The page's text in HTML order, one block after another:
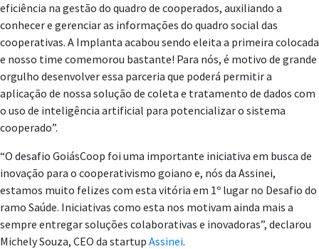
eficiência na gestão do quadro de cooperados, auxiliando a
conhecer e gerenciar as informações do quadro social das
cooperativas. A Implanta acabou sendo eleita a primeira colocada
e nosso time comemorou bastante! Para nós, é motivo de grande
orgulho desenvolver essa parceria que poderá permitir a
aplicação de nossa solução de coleta e tratamento de dados com
o uso de inteligência artificial para potencializar o sistema
cooperado”.
“O desafio GoiásCoop foi uma importante iniciativa em busca de
inovação para o cooperativismo goiano e, nós da Assinei,
estamos muito felizes com esta vitória em 1º lugar no Desafio do
ramo Saúde. Iniciativas como esta nos motivam ainda mais a
sempre entregar soluções colaborativas e inovadoras”, declarou
Michely Souza, CEO da startup Assinei.